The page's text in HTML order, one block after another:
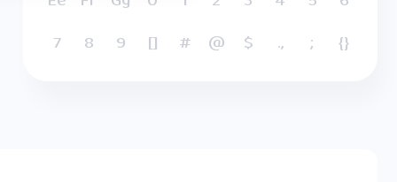
7 8 9 [] # @ $ ; {}